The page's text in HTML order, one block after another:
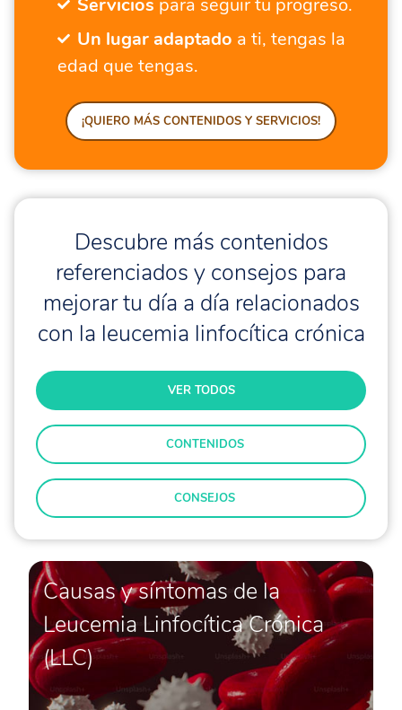
Un lugar adaptado a ti, tengas la
edad que tengas.
¡QUIERO MÁS CONTENIDOS Y SERVICIOS!
Descubre más contenidos
referenciados y consejos para
mejorar tu día a día relacionados
con la leucemia linfocítica crónica
VER TODOS
CONTENIDOS
CONSEJOS
Causas y síntomas de la
Leucemia Linfocítica Crónica
(LLC)